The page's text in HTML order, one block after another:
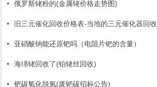
俄罗斯铑粉的(金属铑价格走势图)
旧三元催化回收价格表-当地的三元催化器回收
亚硝酸钠能还原钯吗（电阻片钯的含量）
海绵铑回收了(铂铑丝回收)
钯碳氧化脱氢(废钯碳招标公告)